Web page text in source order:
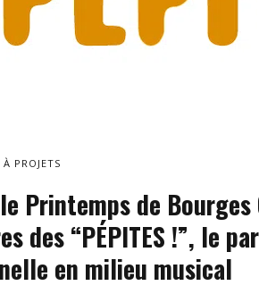
PROJETS
Printemps de
des “PÉPITES !”, le
en milieu musical